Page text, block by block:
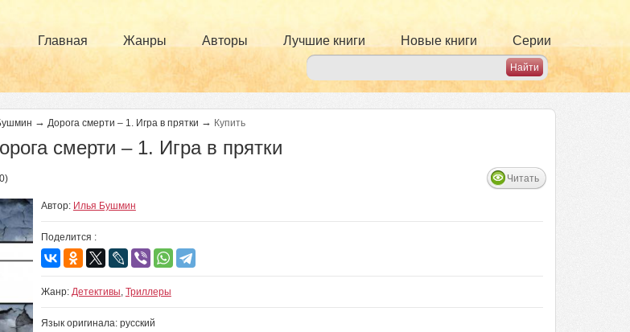
Главная Жанры Авторы Лучшие книги Новые книги Серии
→ Дорога смерти – 1. Игра в прятки → Купить
смерти – 1. Игра в прятки
Читать
Автор: Илья Бушмин
Поделится :
Жанр: Детективы, Триллеры
Язык оригинала: русский